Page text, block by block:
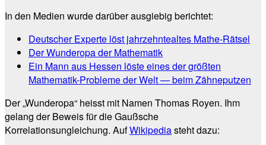
In den Medien wurde darüber ausgiebig berichtet:
Deutscher Experte löst jahrzehntealtes Mathe-Rätsel
Der Wunderopa der Mathematik
Ein Mann aus Hessen löste eines der größten
Mathematik-Probleme der Welt — beim Zähneputzen
Der „Wunderopa“ heisst mit Namen Thomas Royen. Ihm
gelang der Beweis für die Gaußsche
Korrelationsungleichung. AufWikipediasteht dazu: